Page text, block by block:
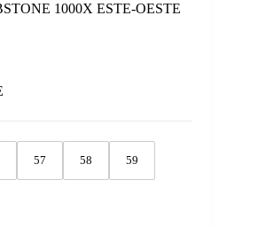
1000X ESTE-OESTE
57 58 59